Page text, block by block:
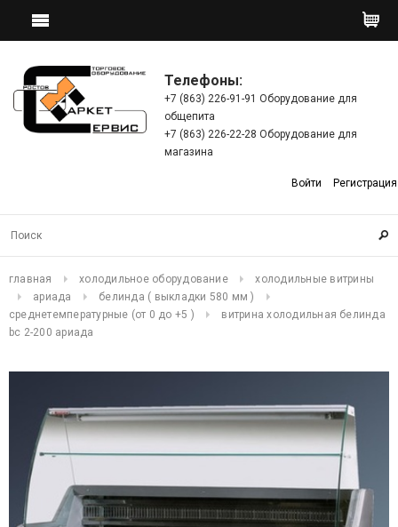
Телефоны:
+7 (863) 226-91-91 Оборудование для
общепита
+7 (863) 226-22-28 Оборудование для
магазина
Войти Регистрация
главная холодильное оборудование
холодильные витрины
ариада
белинда ( выкладки 580 мм )
среднетемпературные (от 0 до +5 )
витрина холодильная белинда
bс 2-200 ариада